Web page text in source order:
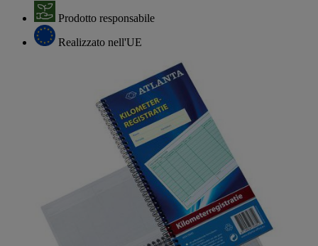
Prodotto responsabile
Realizzato nell'UE